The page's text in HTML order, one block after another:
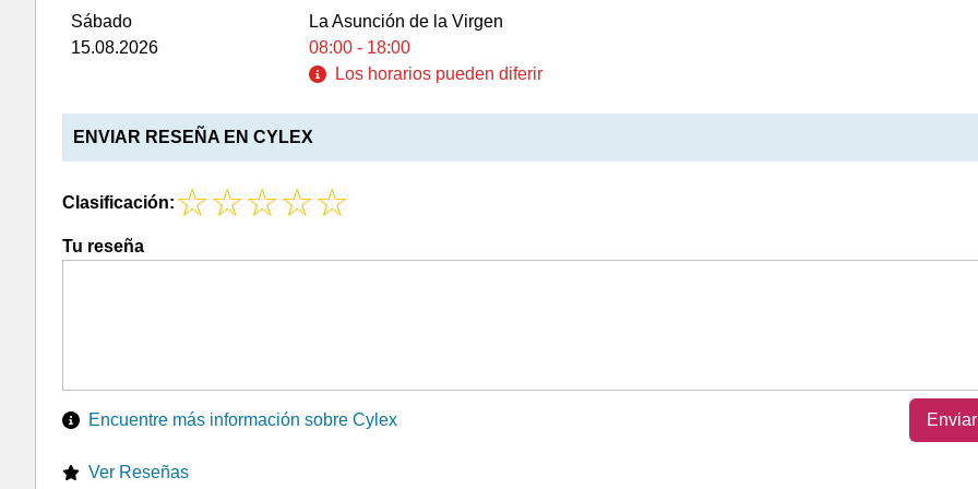
Sábado
La Asunción de la Virgen
15.08.2026
08:00 - 18:00
Los horarios pueden diferir
ENVIAR RESEÑA EN CYLEX
Clasificación:
Tu reseña
Encuentre más información sobre Cylex
Ver Reseñas